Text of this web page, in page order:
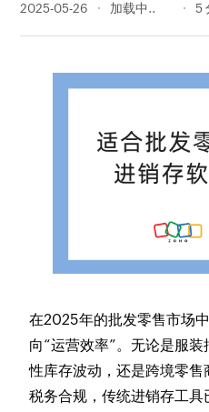
2025-05-26 339 阅读量 5
在2025年的批发零售市场
向“运营效率”。无论是服
性库存波动，还是跨境零
税务合规，传统进销存工